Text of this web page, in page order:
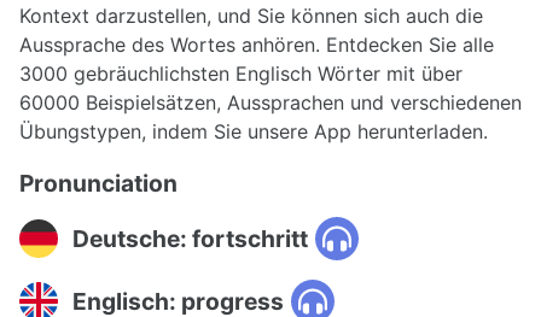
Kontext darzustellen, und Sie können sich auch die
Aussprache des Wortes anhören. Entdecken Sie alle
3000 gebräuchlichsten Englisch Wörter mit über
60000 Beispielsätzen, Aussprachen und verschiedenen
Übungstypen, indem Sie unsere App herunterladen.
Pronunciation
Deutsche: fortschritt
Englisch: progress